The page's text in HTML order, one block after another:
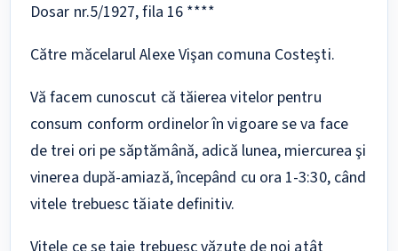
Dosar nr.5/1927, fila 16 ****
Către măcelarul Alexe Vişan comuna Costeşti.
Vă facem cunoscut că tăierea vitelor pentru
consum conform ordinelor în vigoare se va face
de trei ori pe săptămână, adică lunea, miercurea şi
vinerea după-amiază, începând cu ora 1-3:30, când
vitele trebuesc tăiate definitiv.